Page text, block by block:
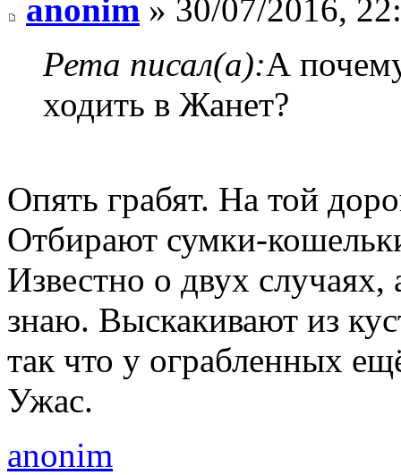
anonim » 30/07/2016,
Рета писал(а):А
ходить в Жанет?
Опять грабят. На той
Отбирают сумки-
Известно о двух
знаю. Выскакивают из
так что у ограбленных
Ужас.
anonim